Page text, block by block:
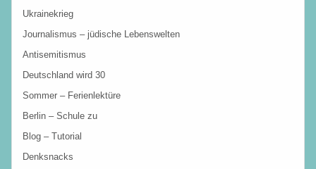
Ukrainekrieg
Journalismus – jüdische Lebenswelten
Antisemitismus
Deutschland wird 30
Sommer – Ferienlektüre
Berlin – Schule zu
Blog – Tutorial
Denksnacks